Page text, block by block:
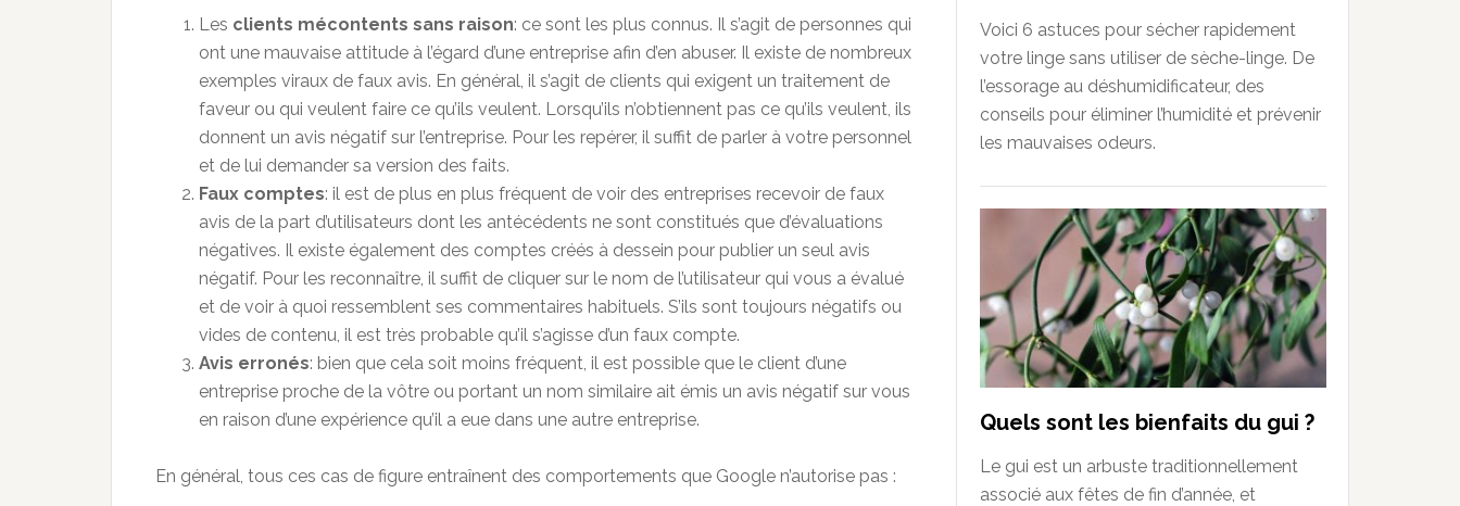
Les clients mécontents sans raison: ce sont les plus connus. Il s’agit de personnes qui
ont une mauvaise attitude à l’égard d’une entreprise afin d’en abuser. Il existe de nombreux
exemples viraux de faux avis. En général, il s’agit de clients qui exigent un traitement de
faveur ou qui veulent faire ce qu’ils veulent. Lorsqu’ils n’obtiennent pas ce qu’ils veulent, ils
donnent un avis négatif sur l’entreprise. Pour les repérer, il suffit de parler à votre personnel
et de lui demander sa version des faits.
Faux comptes: il est de plus en plus fréquent de voir des entreprises recevoir de faux
avis de la part d’utilisateurs dont les antécédents ne sont constitués que d’évaluations
négatives. Il existe également des comptes créés à dessein pour publier un seul avis
négatif. Pour les reconnaître, il suffit de cliquer sur le nom de l’utilisateur qui vous a évalué
et de voir à quoi ressemblent ses commentaires habituels. S’ils sont toujours négatifs ou
vides de contenu, il est très probable qu’il s’agisse d’un faux compte.
Avis erronés: bien que cela soit moins fréquent, il est possible que le client d’une
entreprise proche de la vôtre ou portant un nom similaire ait émis un avis négatif sur vous
en raison d’une expérience qu’il a eue dans une autre entreprise.
En général, tous ces cas de figure entraînent des comportements que Google n’autorise pas :
Voici 6 astuces pour sécher rapidement
votre linge sans utiliser de sèche-linge. De
l’essorage au déshumidificateur, des
conseils pour éliminer l’humidité et prévenir
les mauvaises odeurs.
Quels sont les bienfaits du gui ?
Le gui est un arbuste traditionnellement
associé aux fêtes de fin d’année, et